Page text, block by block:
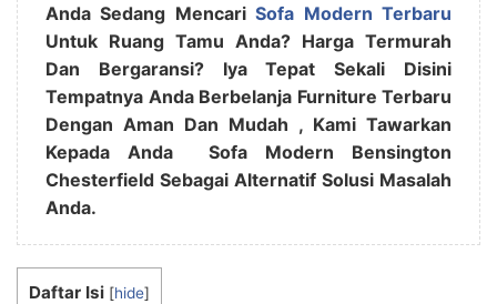
Anda Sedang MencariSofa Modern Terbaru
Untuk Ruang Tamu Anda? Harga Termurah
Dan Bergaransi? Iya Tepat Sekali Disini
Tempatnya Anda Berbelanja Furniture Terbaru
Dengan Aman Dan Mudah , Kami Tawarkan
Kepada Anda Sofa Modern Bensington
Chesterfield Sebagai Alternatif Solusi Masalah
Anda.
Daftar Isi [hide]